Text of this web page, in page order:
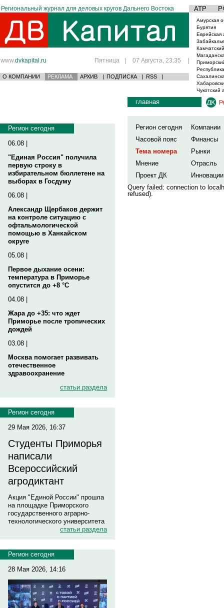
Региональный журнал для деловых кругов Дальнего Востока АТР
www.dvkapital.ru Пятница | 07 Августа, 23:35 |
О КОМПАНИИ РЕКЛАМА АРХИВ | ПОДПИСКА | RSS |
Амурская
Бурятия
Еврейская
Чукотский
Регион сегодня
06.08 |
"Единая Россия" получила
первую строку в
избирательном бюллетене на
выборах в Госдуму
06.08 |
Александр Щербаков держит
на контроле ситуацию с
офтальмологической
помощью в Ханкайском
округе
05.08 |
Первое дыхание осени:
температура в Приморье
опустится до +8 °C
04.08 |
Жара до +35: что ждет
Приморье после тропических
дождей
03.08 |
Москва помогает развивать
отечественное
здравоохранение
статьи раздела
Регион сегодня
29 Мая 2026, 16:37
Студенты Приморья
написали
Всероссийский
агродиктант
Акция "Единой России" прошла
на площадке Приморского
государственного аграрно-
технологического университета
статьи раздела
Регион сегодня
28 Мая 2026, 14:16
главная
Регион сегодня
Компании
Часовой пояс
Финансы
Тема номера
Рынки
Мнение
Отрасль
Проект ДК
Инновации
Query failed: connection to
refused).